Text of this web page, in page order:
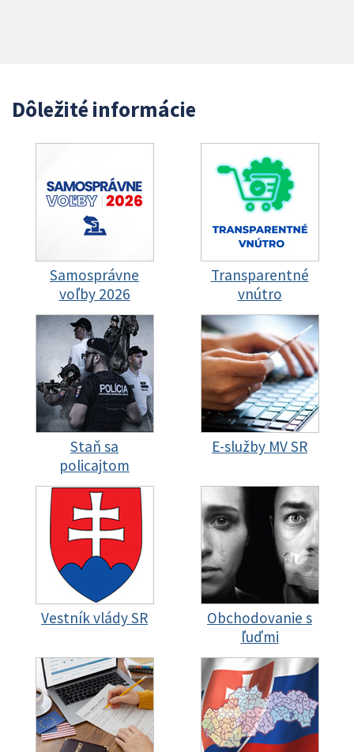
Dôležité informácie
Samosprávne
voľby 2026
Transparentné
vnútro
Staň sa
policajtom
E-služby MV SR
Vestník vlády SR
Obchodovanie s
ľuďmi